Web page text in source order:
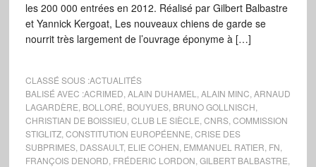
les 200 000 entrées en 2012. Réalisé par Gilbert Balbastre
et Yannick Kergoat, Les nouveaux chiens de garde se
nourrit très largement de l’ouvrage éponyme à […]
CLASSÉ SOUS :ACTUALITÉS
BALISÉ AVEC :ACRIMED ALAIN DUHAMEL ALAIN MINC ARNAUD
LAGARDÈRE BOLLORÉ BOUYUES, BRUNO GOLLNISCH
CHRISTIAN DE BOISSIEU CLUB LE SIÈCLE CNRS, COMMISSION
STIGLITZ, CONSTITUTION EUROPÉENNE CRISE DES
SUBPRIMES, DASSAULT, ELIE COHEN EMMANUEL RATIER FN
FRANÇOIS DENORD FRÉDERIC LORDON GILBERT BALBASTRE